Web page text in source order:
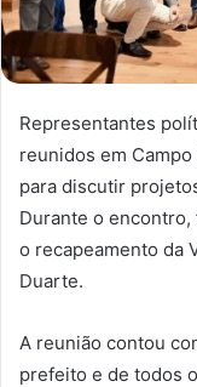
Representantes
reunidos em
para discutir
Durante o
o recapeamento da
Duarte.
A reunião contou
prefeito e de todos